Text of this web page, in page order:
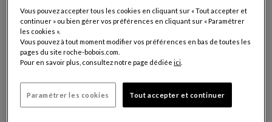
Adresse e-mail: (nom@domaine.com)
Numéro de téléphone: (optionnel)
Vous pouvez accepter tous les cookies en cliquant sur « Tout accepter et
continuer » ou bien gérer vos préférences en cliquant sur « Paramétrer
les cookies ».
Vous pouvez à tout moment modifier vos préférences en bas de toutes les
pages du site roche-bobois.com.
Pour en savoir plus, consultez notre page dédiéeici
Paramétrer les cookies Tout accepter et continuer